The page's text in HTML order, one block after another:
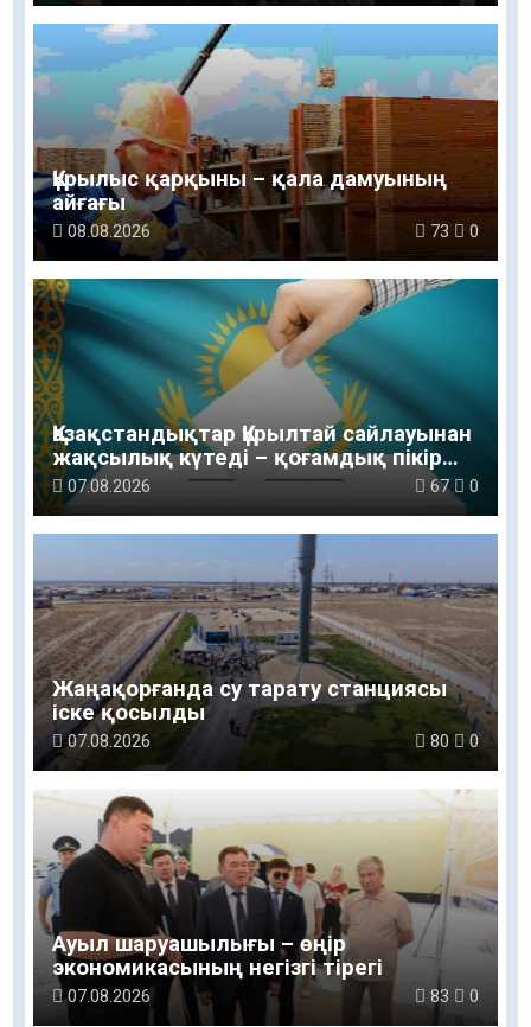
Құрылыс қарқыны – қала дамуының
айғағы
08.08.2026 73 0
Қазақстандықтар Құрылтай сайлауынан
жақсылық күтеді – қоғамдық пікір
зерттеуі
07.08.2026 67 0
Жаңақорғанда су тарату станциясы
іске қосылды
07.08.2026 80 0
Ауыл шаруашылығы – өңір
экономикасының негізгі тірегі
07.08.2026 83 0